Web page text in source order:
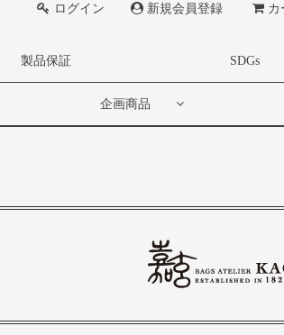
ログイン
新規会員登録 カ
製品保証 SDGs
企画商品